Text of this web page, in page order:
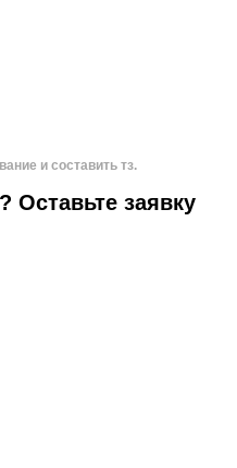
и составить тз.
Оставьте заявку